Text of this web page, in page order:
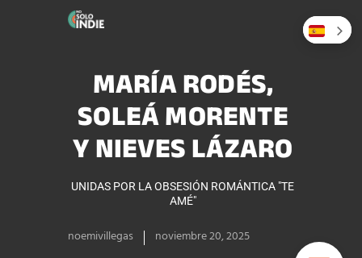
MARÍA RODÉS,
SOLEÁ MORENTE
Y NIEVES LÁZARO
UNIDAS POR LA OBSESIÓN ROMÁNTICA "TE
AMÉ"
noemivillegas noviembre 20, 2025